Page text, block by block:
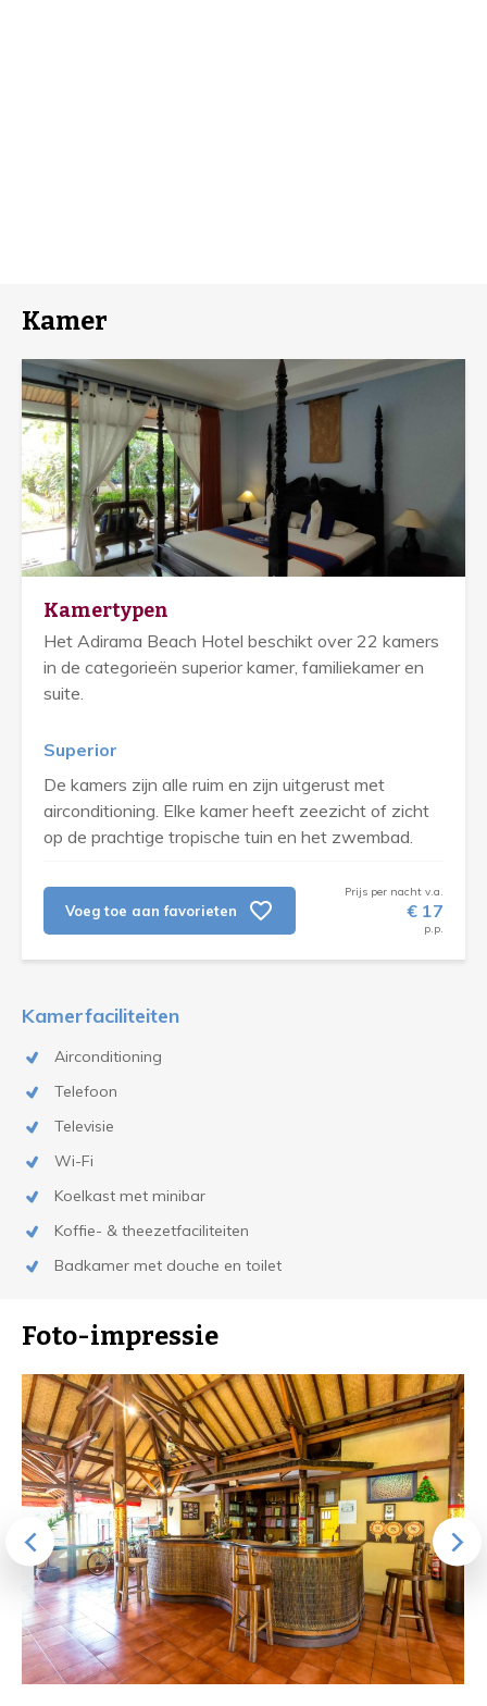
Kamer
Kamertypen
Het Adirama Beach Hotel beschikt over 22 kamers
in de categorieën superior kamer, familiekamer en
suite.
Superior
De kamers zijn alle ruim en zijn uitgerust met
airconditioning. Elke kamer heeft zeezicht of zicht
op de prachtige tropische tuin en het zwembad.
Voeg toe aan favorieten
Prijs per nacht v.a.
€ 17
p.p.
Kamerfaciliteiten
Airconditioning
Telefoon
Televisie
Wi-Fi
Koelkast met minibar
Koffie- & theezetfaciliteiten
Badkamer met douche en toilet
Foto-impressie